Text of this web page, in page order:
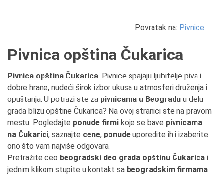
Povratak na: Pivnice
Pivnica opština Čukarica
Pivnica opština Čukarica. Pivnice spajaju ljubitelje piva i
dobre hrane, nudeći širok izbor ukusa u atmosferi druženja i
opuštanja. U potrazi ste za pivnicama u Beogradu u delu
grada blizu opštine Čukarica? Na ovoj stranici ste na pravom
mestu. Pogledajte ponude firmi koje se bave pivnicama
na Čukarici, saznajte cene, ponude uporedite ih i izaberite
ono što vam najviše odgovara.
Pretražite ceo beogradski deo grada opštinu Čukarica i
jednim klikom stupite u kontakt sa beogradskim firmama